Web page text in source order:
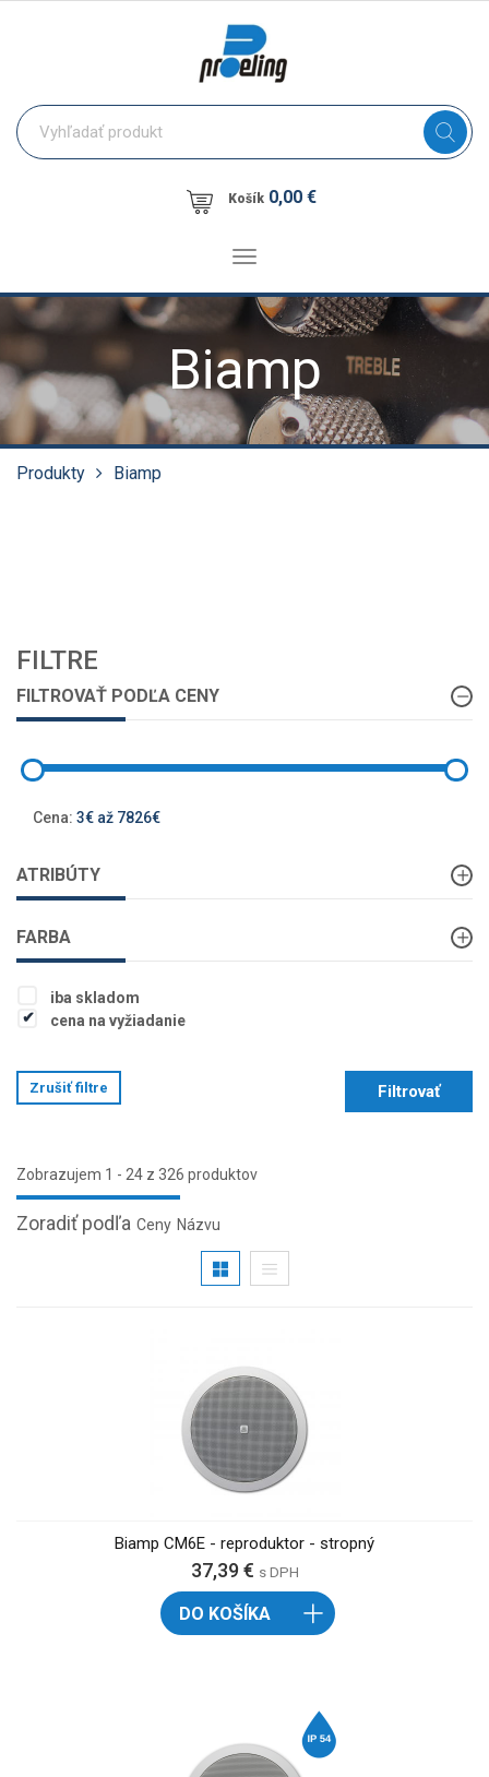
Košík 0,00 €
Toggle
Biamp
Produkty Biamp
FILTRE
FILTROVAŤ PODĽA CENY
Cena: 3€ až 7826€
ATRIBÚTY
FARBA
iba skladom
cena na vyžiadanie
Zrušiť filtre Filtrovať
Zobrazujem 1 - 24 z 326 produktov
Zoradiť podľa Ceny Názvu
Biamp CM6E - reproduktor - stropný
37,39 € s DPH
DO KOŠÍKA